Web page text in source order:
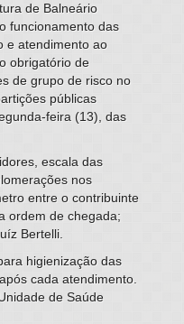
de Balneário
funcionamento das
e atendimento ao
obrigatório de
de grupo de risco no
públicas
feira (13), das
escala das
nos
entre o contribuinte
ordem de chegada;
Bertelli.
higienização das
cada atendimento.
de Saúde